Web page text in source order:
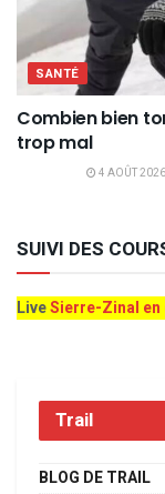
SANTÉ
Combien bien
trop mal
4 AOÛT 2026
SUIVI DES
LiveSierre-Zinal
Trail
BLOG DE TRAIL